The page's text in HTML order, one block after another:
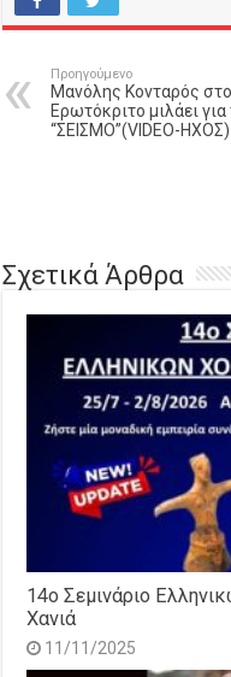
Προηγούμενο
Μανόλης Κονταρός
Ερωτόκριτο μιλάει για
“ΣΕΙΣΜΟ”(VIDEO-HΧΟΣ)
Σχετικά Άρθρα
14o Σεμινάριο
Χανιά
11/11/2025